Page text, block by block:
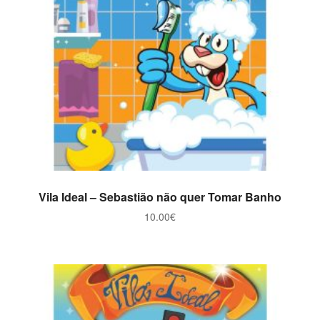
ADICIONAR
Vila Ideal – Sebastião não quer Tomar Banho
10.00€